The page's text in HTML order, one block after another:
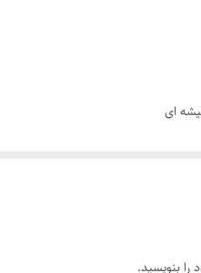
ای
بنویسید.